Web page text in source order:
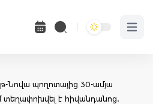
Open
Նովա պողոտայից 30-ամյա
է հիվանդանոց․